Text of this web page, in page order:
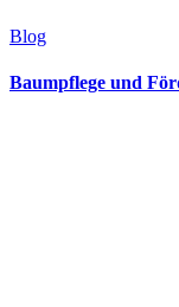
Blog
Baumpflege und